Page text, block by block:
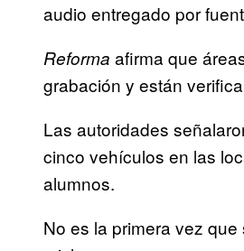
audio entregado por
Reforma afirma que
grabación y están
Las autoridades
cinco vehículos en las
alumnos.
No es la primera vez